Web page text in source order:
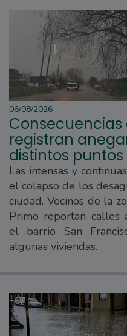
06/08/2026
registran
distintos
Las intensas y
el colapso de los
ciudad. Vecinos de la
Primo reportan calles
el barrio San
algunas viviendas.